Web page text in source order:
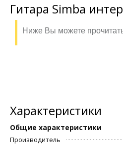
Гитара Simba
Ниже Вы можете
Характеристики
Общие характеристики
Производитель